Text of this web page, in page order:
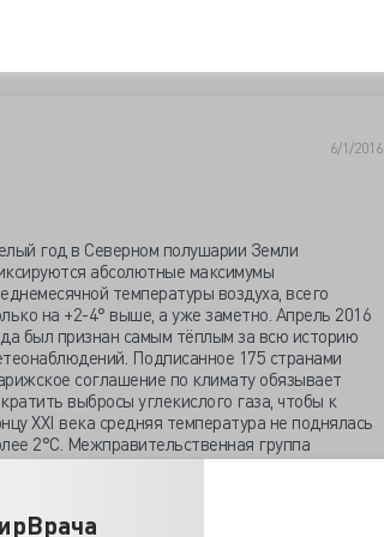
6/1/2016
год в Северном полушарии Земли
абсолютные максимумы
температуры воздуха, всего
на +2-4° выше, а уже заметно. Апрель 2016
был признан самым тёплым за всю историю
Подписанное 175 странами
соглашение по климату обязывает
выбросы углекислого газа, чтобы к
XXI века средняя температура не поднялась
2°С. Межправительственная группа
смогла убедить политиков серьёзно
фатальные катаклизмы.